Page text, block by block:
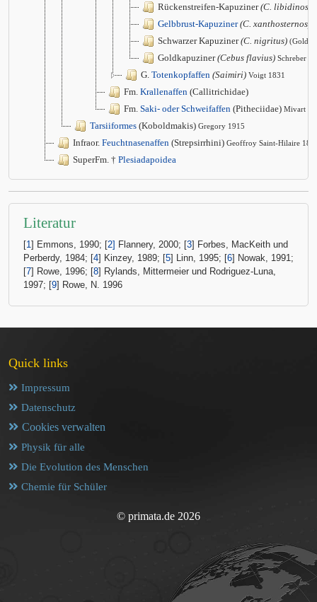
Rückenstreifen-Kapuziner(C.
Gelbbrust-Kapuziner (C. xanthosternos)
Schwarzer Kapuziner(C. nigritus)
Goldkapuziner(Cebus flavius) Schreber
G. Totenkopfaffen (Saimiri) Voigt 1831
Fm. Krallenaffen (Callitrichidae)
Fm. Saki- oder Schweifaffen (Pitheciidae) Mivart
Tarsiiformes (Koboldmakis) Gregory 1915
Infraor. Feuchtnasenaffen (Strepsirrhini) Geoffroy Saint-Hilaire
SuperFm. † Plesiadapoidea
Literatur
[1] Emmons, 1990; [2] Flannery, 2000; [3] Forbes, MacKeith und
Perberdy, 1984; [4] Kinzey, 1989; [5] Linn, 1995; [6] Nowak, 1991;
[7] Rowe, 1996; [8] Rylands, Mittermeier und Rodriguez-Luna,
1997; [9] Rowe, N. 1996
Quick links
Impressum
Datenschutz
Cookies verwalten
Physik für alle
Die Evolution des Menschen
Chemie für Schüler
© primata.de 2026